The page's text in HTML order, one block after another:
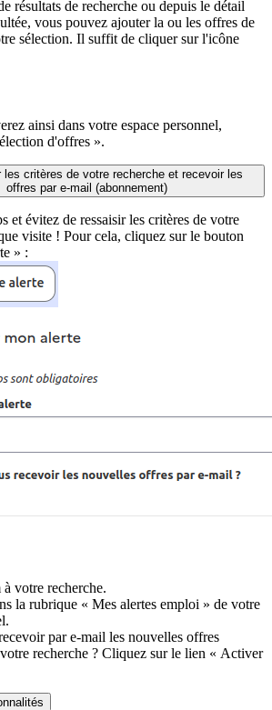
résultats de recherche ou depuis le détail
vous pouvez ajouter la ou les offres de
sélection. Il suffit de cliquer sur l'icône
ainsi dans votre espace personnel,
d'offres ».
les critères de votre recherche et recevoir les
offres par e-mail (abonnement)
et évitez de ressaisir les critères de votre
visite ! Pour cela, cliquez sur le bouton
» :
votre recherche.
la rubrique « Mes alertes emploi » de votre
par e-mail les nouvelles offres
recherche ? Cliquez sur le lien « Activer